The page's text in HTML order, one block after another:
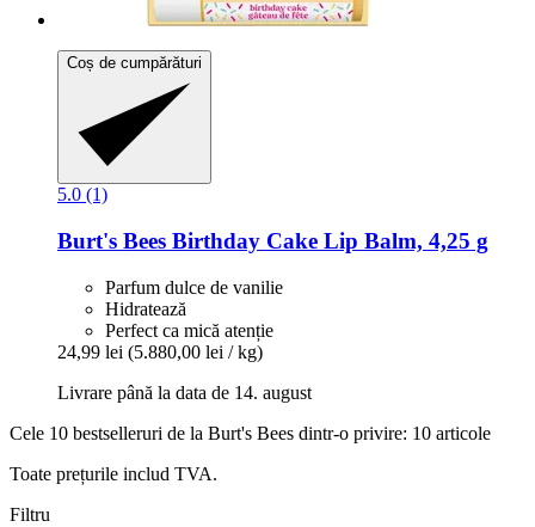
Coș de cumpărături
5.0 (1)
Burt's Bees Birthday Cake Lip Balm, 4,25 g
Parfum dulce de vanilie
Hidratează
Perfect ca mică atenție
24,99 lei (5.880,00 lei / kg)
Livrare până la data de 14. august
Cele 10 bestselleruri de la Burt's Bees dintr-o privire: 10 articole
Toate prețurile includ TVA.
Filtru